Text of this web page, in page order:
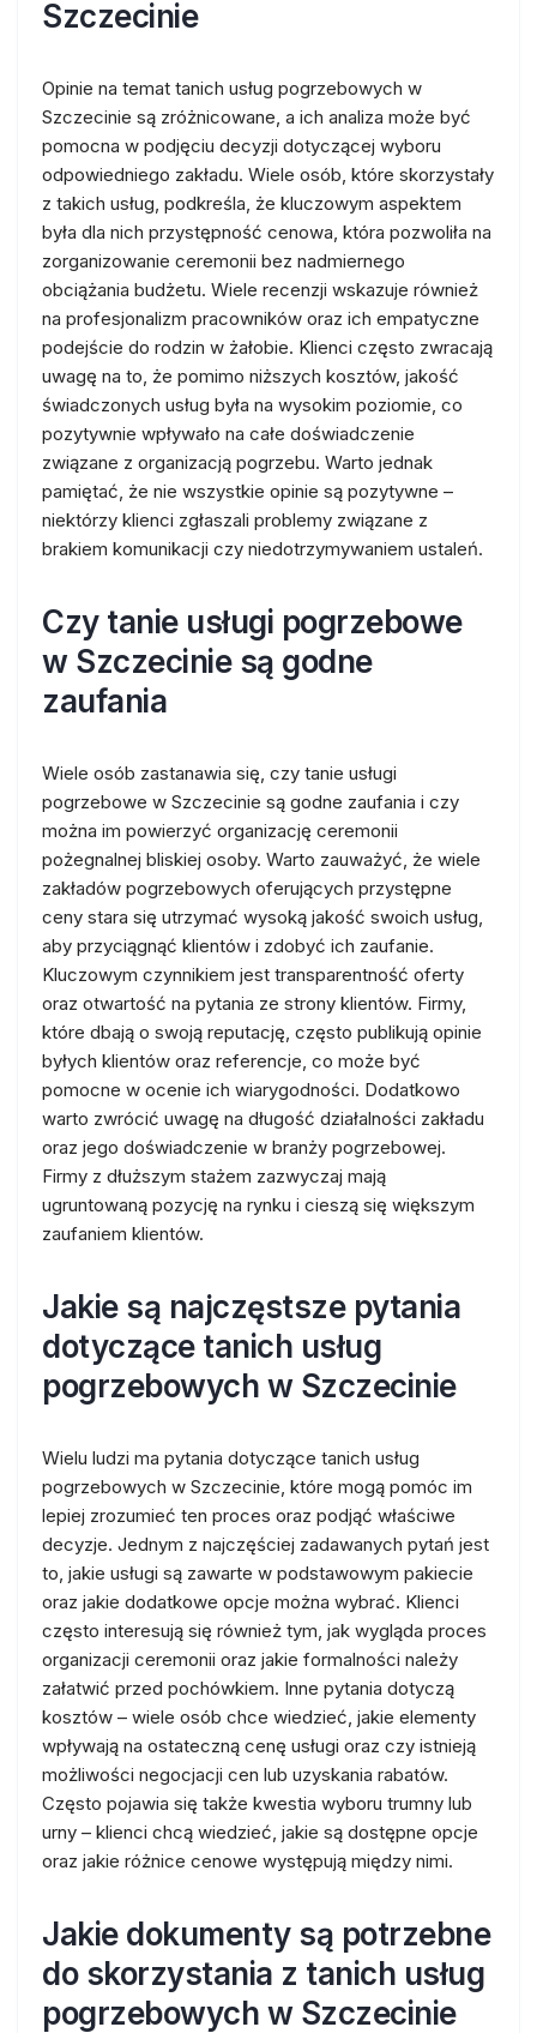
Szczecinie
Opinie na temat tanich usług pogrzebowych w
Szczecinie są zróżnicowane, a ich analiza może być
pomocna w podjęciu decyzji dotyczącej wyboru
odpowiedniego zakładu. Wiele osób, które skorzystały
z takich usług, podkreśla, że kluczowym aspektem
była dla nich przystępność cenowa, która pozwoliła na
zorganizowanie ceremonii bez nadmiernego
obciążania budżetu. Wiele recenzji wskazuje również
na profesjonalizm pracowników oraz ich empatyczne
podejście do rodzin w żałobie. Klienci często zwracają
uwagę na to, że pomimo niższych kosztów, jakość
świadczonych usług była na wysokim poziomie, co
pozytywnie wpływało na całe doświadczenie
związane z organizacją pogrzebu. Warto jednak
pamiętać, że nie wszystkie opinie są pozytywne –
niektórzy klienci zgłaszali problemy związane z
brakiem komunikacji czy niedotrzymywaniem ustaleń.
Czy tanie usługi pogrzebowe
w Szczecinie są godne
zaufania
Wiele osób zastanawia się, czy tanie usługi
pogrzebowe w Szczecinie są godne zaufania i czy
można im powierzyć organizację ceremonii
pożegnalnej bliskiej osoby. Warto zauważyć, że wiele
zakładów pogrzebowych oferujących przystępne
ceny stara się utrzymać wysoką jakość swoich usług,
aby przyciągnąć klientów i zdobyć ich zaufanie.
Kluczowym czynnikiem jest transparentność oferty
oraz otwartość na pytania ze strony klientów. Firmy,
które dbają o swoją reputację, często publikują opinie
byłych klientów oraz referencje, co może być
pomocne w ocenie ich wiarygodności. Dodatkowo
warto zwrócić uwagę na długość działalności zakładu
oraz jego doświadczenie w branży pogrzebowej.
Firmy z dłuższym stażem zazwyczaj mają
ugruntowaną pozycję na rynku i cieszą się większym
zaufaniem klientów.
Jakie są najczęstsze pytania
dotyczące tanich usług
pogrzebowych w Szczecinie
Wielu ludzi ma pytania dotyczące tanich usług
pogrzebowych w Szczecinie, które mogą pomóc im
lepiej zrozumieć ten proces oraz podjąć właściwe
decyzje. Jednym z najczęściej zadawanych pytań jest
to, jakie usługi są zawarte w podstawowym pakiecie
oraz jakie dodatkowe opcje można wybrać. Klienci
często interesują się również tym, jak wygląda proces
organizacji ceremonii oraz jakie formalności należy
załatwić przed pochówkiem. Inne pytania dotyczą
kosztów – wiele osób chce wiedzieć, jakie elementy
wpływają na ostateczną cenę usługi oraz czy istnieją
możliwości negocjacji cen lub uzyskania rabatów.
Często pojawia się także kwestia wyboru trumny lub
urny – klienci chcą wiedzieć, jakie są dostępne opcje
oraz jakie różnice cenowe występują między nimi.
Jakie dokumenty są potrzebne
do skorzystania z tanich usług
pogrzebowych w Szczecinie